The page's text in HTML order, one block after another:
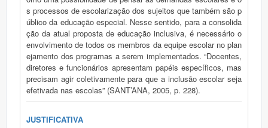
s processos de escolarização dos sujeitos que também são p
úblico da educação especial. Nesse sentido, para a consolida
ção da atual proposta de educação inclusiva, é necessário o
envolvimento de todos os membros da equipe escolar no plan
ejamento dos programas a serem implementados. “Docentes,
diretores e funcionários apresentam papéis específicos, mas
precisam agir coletivamente para que a inclusão escolar seja
efetivada nas escolas” (SANT’ANA, 2005, p. 228).
JUSTIFICATIVA